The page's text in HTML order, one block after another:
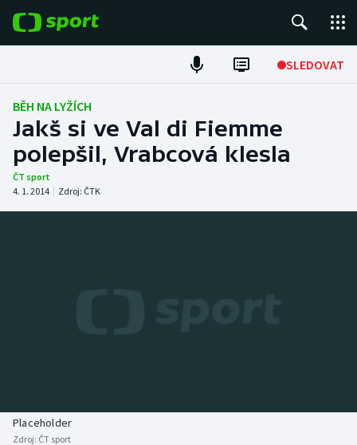
SLEDOVAT
Fotbal
Hokej
Tenis
Atletika
BĚH NA LYŽÍCH
Jakš si ve Val di Fiemme
polepšil, Vrabcová klesla
ČT sport
4. 1. 2014 | Zdroj: ČTK
Placeholder
Zdroj: ČT sport